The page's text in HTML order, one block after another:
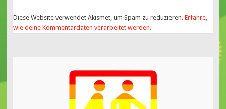
Diese Website verwendet Akismet, um Spam zu reduzieren. Erfahre,
wie deine Kommentardaten verarbeitet werden.